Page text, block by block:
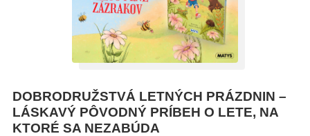
Všetky kategórie
DOBRODRUŽSTVÁ LETNÝCH PRÁZDNIN –
LÁSKAVÝ PÔVODNÝ PRÍBEH O LETE, NA
KTORÉ SA NEZABÚDA